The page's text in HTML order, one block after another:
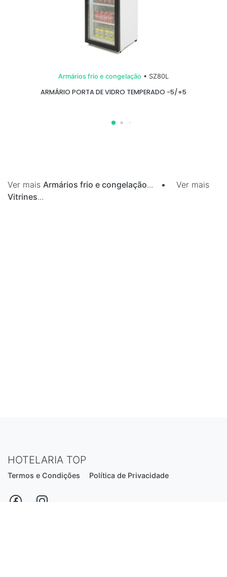
Armários frio e congelação • SZ80L
ARMÁRIO PORTA DE VIDRO TEMPERADO -5/+5
Ver mais Armários frio e congelação... • Ver mais
Vitrines...
HOTELARIA TOP
Termos e Condições Política de Privacidade